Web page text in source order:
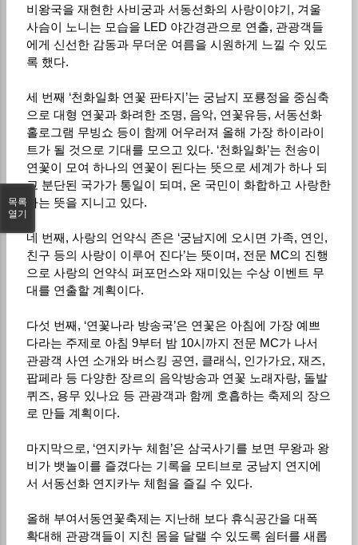
비왕국을 재현한 사비궁과 서동선화의 사랑이야기, 겨울
사슴이 노니는 모습을 LED 야간경관으로 연출, 관광객들
에게 신선한 감동과 무더운 여름을 시원하게 느낄 수 있도
록 했다.
세 번째 ‘천화일화 연꽃 판타지’는 궁남지 포룡정을 중심축
으로 대형 연꽃과 화려한 조명, 음악, 연꽃유등, 서동선화
홀로그램 무빙쇼 등이 함께 어우러져 올해 가장 하이라이
트가 될 것으로 기대를 모으고 있다. ‘천화일화’는 천송이
연꽃이 모여 하나의 연꽃이 된다는 뜻으로 세계가 하나 되
고 분단된 국가가 통일이 되며, 온 국민이 화합하고 사랑한
다는 뜻을 지니고 있다.
네 번째, 사랑의 언약식 존은 ‘궁남지에 오시면 가족, 연인,
친구 등의 사랑이 이루어 진다’는 뜻이며, 전문 MC의 진행
으로 사랑의 언약식 퍼포먼스와 재미있는 수상 이벤트 무
대를 연출할 계획이다.
다섯 번째, ‘연꽃나라 방송국’은 연꽃은 아침에 가장 예쁘
다라는 주제로 아침 9부터 밤 10시까지 전문 MC가 나서
관광객 사연 소개와 버스킹 공연, 클래식, 인가가요, 재즈,
팝페라 등 다양한 장르의 음악방송과 연꽃 노래자랑, 돌발
퀴즈, 용무 있나요 등 관광객과 함께 호흡하는 축제의 장으
로 만들 계획이다.
마지막으로, ‘연지카누 체험’은 삼국사기를 보면 무왕과 왕
비가 뱃놀이를 즐겼다는 기록을 모티브로 궁남지 연지에
서 서동선화 연지카누 체험을 즐길 수 있다.
올해 부여서동연꽃축제는 지난해 보다 휴식공간을 대폭
확대해 관광객들이 지친 몸을 달랠 수 있도록 쉼터를 새롭
목록
열기